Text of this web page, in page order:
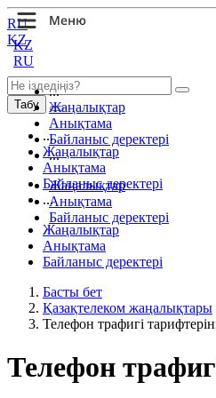
KZ
RU
...
Жаңалықтар
Анықтама
Байланыс деректері
...
Жаңалықтар
Анықтама
Байланыс деректері
RU
KZ
Табу
...
Жаңалықтар
Анықтама
Байланыс деректері
...
Жаңалықтар
Анықтама
Байланыс деректері
Басты бет
Қазақтелеком жаңалықтары
Телефон трафигі
Телефон